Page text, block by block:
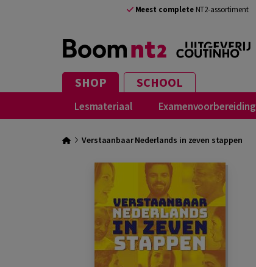
Meest completeNT2-assortiment
SHOP SCHOOL
Lesmateriaal Examenvoorbereiding
Verstaanbaar Nederlands in zeven stappen